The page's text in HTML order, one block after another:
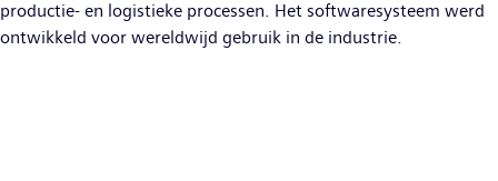
productie- en logistieke processen. Het softwaresysteem werd
ontwikkeld voor wereldwijd gebruik in de industrie.